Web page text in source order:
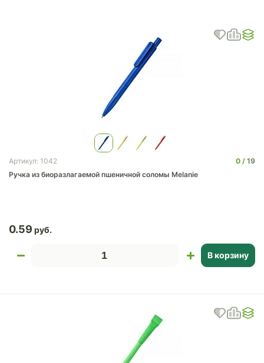
Артикул: 1042 0
19
Ручка из биоразлагаемой пшеничной соломы Melanie
0.59
В корзину